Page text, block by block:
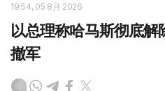
19:54, 05 8月 2026
以总理称哈马斯彻底解
撤军